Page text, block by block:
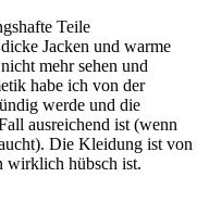
Teile
Jacken und warme
mehr sehen und
habe ich von der
werde und die
ausreichend ist (wenn
Die Kleidung ist von
wirklich hübsch ist.